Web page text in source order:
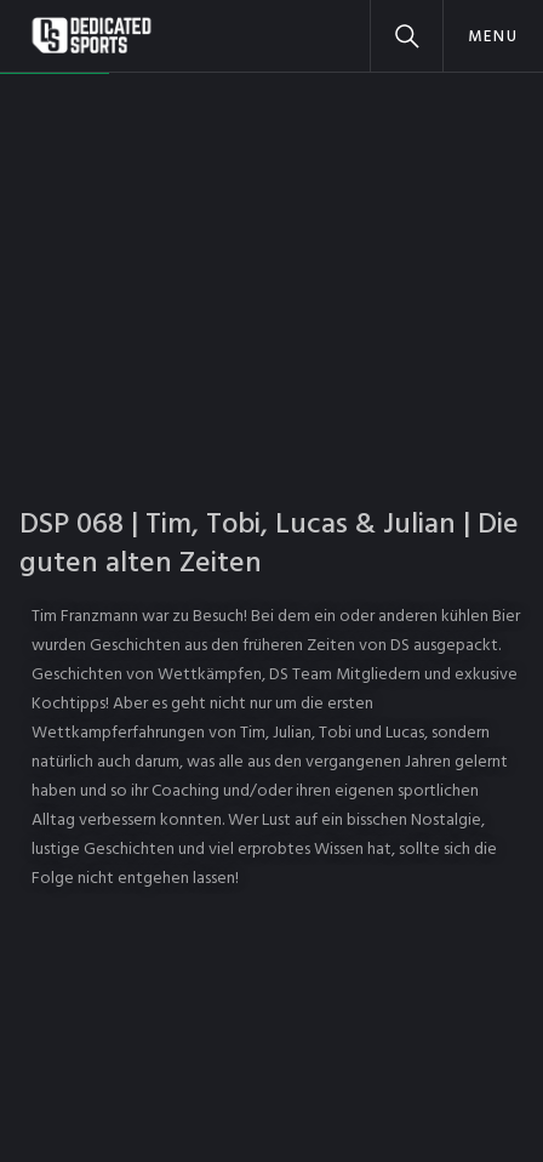
MENU
DSP 068 | Tim, Tobi, Lucas & Julian | Die
guten alten Zeiten
Tim Franzmann war zu Besuch! Bei dem ein oder anderen kühlen Bier
wurden Geschichten aus den früheren Zeiten von DS ausgepackt.
Geschichten von Wettkämpfen, DS Team Mitgliedern und exkusive
Kochtipps! Aber es geht nicht nur um die ersten
Wettkampferfahrungen von Tim, Julian, Tobi und Lucas, sondern
natürlich auch darum, was alle aus den vergangenen Jahren gelernt
haben und so ihr Coaching und/oder ihren eigenen sportlichen
Alltag verbessern konnten. Wer Lust auf ein bisschen Nostalgie,
lustige Geschichten und viel erprobtes Wissen hat, sollte sich die
Folge nicht entgehen lassen!